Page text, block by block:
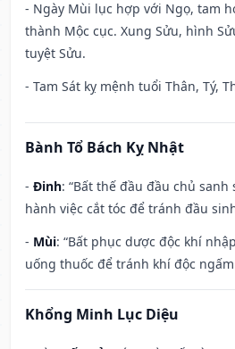
- Ngày Mùi lục hợp với Ngọ, tam
thành Mộc cục. Xung Sửu, hình
tuyệt Sửu.
- Tam Sát kỵ mệnh tuổi Thân, Tý,
Bành Tổ Bách Kỵ Nhật
- Đinh: “Bất thế đầu đầu chủ sanh
hành việc cắt tóc để tránh đầu
- Mùi: “Bất phục dược độc khí
uống thuốc để tránh khí độc
Khổng Minh Lục Diệu